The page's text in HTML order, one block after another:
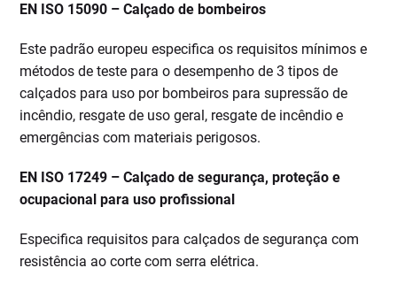
EN ISO 15090 – Calçado de bombeiros
Este padrão europeu especifica os requisitos mínimos e
métodos de teste para o desempenho de 3 tipos de
calçados para uso por bombeiros para supressão de
incêndio, resgate de uso geral, resgate de incêndio e
emergências com materiais perigosos.
EN ISO 17249 – Calçado de segurança, proteção e
ocupacional para uso profissional
Especifica requisitos para calçados de segurança com
resistência ao corte com serra elétrica.